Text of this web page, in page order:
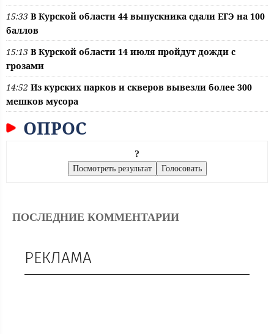
15:33 В Курской области 44 выпускника сдали ЕГЭ на 100
баллов
15:13 В Курской области 14 июля пройдут дожди с
грозами
14:52 Из курских парков и скверов вывезли более 300
мешков мусора
ОПРОС
?
ПОСЛЕДНИЕ КОММЕНТАРИИ
РЕКЛАМА